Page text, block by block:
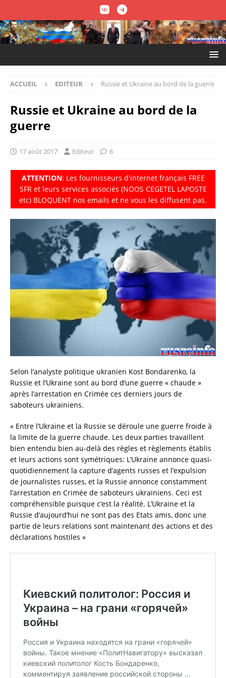
ACCUEIL EDITEUR Russie et Ukraine au bord de la guerre
Russie et Ukraine au bord de la
guerre
17 août 2017 Editeur 6
ATTENTION: Les fournisseurs d'internet français FREE
SFR et leurs services associés (NOOS CEGETEL LAPOSTE
etc) BLOQUENT nos emails et ne vous les diffusent pas.
Selon l’analyste politique ukranien Kost Bondarenko, la
Russie et l’Ukraine sont au bord d’une guerre « chaude »
après l’arrestation en Crimée ces derniers jours de
saboteurs ukrainiens.
« Entre l’Ukraine et la Russie se déroule une guerre froide à
la limite de la guerre chaude. Les deux parties travaillent
bien entendu bien au-delà des règles et règlements établis
et leurs actions sont symétriques: L’Ukraine annonce quasi-
quotidiennement la capture d’agents russes et l’expulsion
de journalistes russes, et la Russie annonce constamment
l’arrestation en Crimée de saboteurs ukrainiens. Ceci est
compréhensible puisque c’est la réalité. L’Ukraine et la
Russie d’aujourd’hui ne sont pas des Etats amis, donc une
partie de leurs relations sont maintenant des actions et des
déclarations hostiles »